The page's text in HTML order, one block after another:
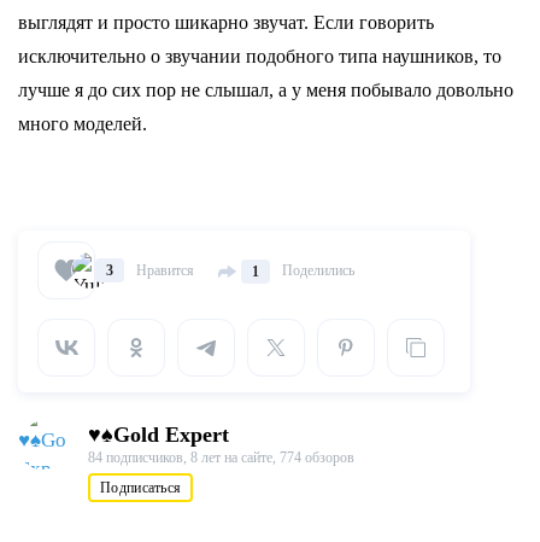
выглядят и просто шикарно звучат. Если говорить
исключительно о звучании подобного типа наушников, то
лучше я до сих пор не слышал, а у меня побывало довольно
много моделей.
3 Нравится 1 Поделились
♥♠Gold Expert
84 подписчиков, 8 лет на сайте, 774 обзоров
Подписаться